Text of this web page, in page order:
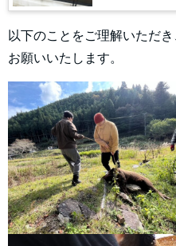
以下のことをご理解いただ
お願いいたします。